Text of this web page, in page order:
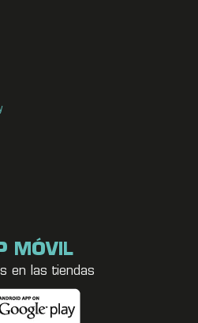
MÓVIL
en las tiendas